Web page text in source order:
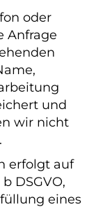
oder
Anfrage
und
wir nicht
erfolgt auf
DSGVO,
eines